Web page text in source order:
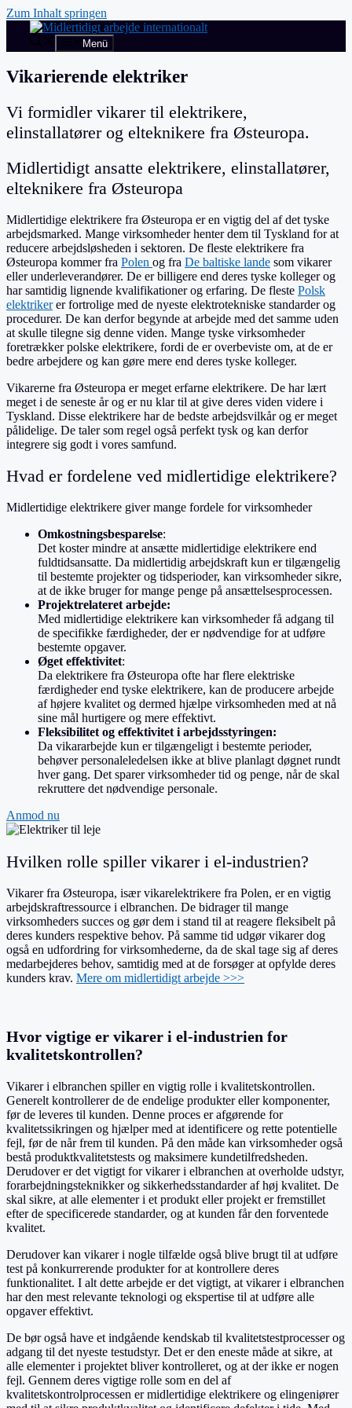
Zum Inhalt springen
Menü
Vikarierende elektriker
Vi formidler vikarer til elektrikere,
elinstallatører og elteknikere fra Østeuropa.
Midlertidigt ansatte elektrikere, elinstallatører,
elteknikere fra Østeuropa
Midlertidige elektrikere fra Østeuropa er en vigtig del af det tyske
arbejdsmarked. Mange virksomheder henter dem til Tyskland for at
reducere arbejdsløsheden i sektoren. De fleste elektrikere fra
Østeuropa kommer fra Polen og fra De baltiske lande som vikarer
eller underleverandører. De er billigere end deres tyske kolleger og
har samtidig lignende kvalifikationer og erfaring. De fleste Polsk
elektrikerer fortrolige med de nyeste elektrotekniske standarder og
procedurer. De kan derfor begynde at arbejde med det samme uden
at skulle tilegne sig denne viden. Mange tyske virksomheder
foretrækker polske elektrikere, fordi de er overbeviste om, at de er
bedre arbejdere og kan gøre mere end deres tyske kolleger.
Vikarerne fra Østeuropa er meget erfarne elektrikere. De har lært
meget i de seneste år og er nu klar til at give deres viden videre i
Tyskland. Disse elektrikere har de bedste arbejdsvilkår og er meget
pålidelige. De taler som regel også perfekt tysk og kan derfor
integrere sig godt i vores samfund.
Hvad er fordelene ved midlertidige elektrikere?
Midlertidige elektrikere giver mange fordele for virksomheder
Omkostningsbesparelse:
Det koster mindre at ansætte midlertidige elektrikere end
fuldtidsansatte. Da midlertidig arbejdskraft kun er tilgængelig
til bestemte projekter og tidsperioder, kan virksomheder sikre,
at de ikke bruger for mange penge på ansættelsesprocessen.
Projektrelateret arbejde:
Med midlertidige elektrikere kan virksomheder få adgang til
de specifikke færdigheder, der er nødvendige for at udføre
bestemte opgaver.
Øget effektivitet:
Da elektrikere fra Østeuropa ofte har flere elektriske
færdigheder end tyske elektrikere, kan de producere arbejde
af højere kvalitet og dermed hjælpe virksomheden med at nå
sine mål hurtigere og mere effektivt.
Fleksibilitet og effektivitet i arbejdsstyringen:
Da vikararbejde kun er tilgængeligt i bestemte perioder,
behøver personaleledelsen ikke at blive planlagt døgnet rundt
hver gang. Det sparer virksomheder tid og penge, når de skal
rekruttere det nødvendige personale.
Anmod nu
Hvilken rolle spiller vikarer i el-industrien?
Vikarer fra Østeuropa, især vikarelektrikere fra Polen, er en vigtig
arbejdskraftressource i elbranchen. De bidrager til mange
virksomheders succes og gør dem i stand til at reagere fleksibelt på
deres kunders respektive behov. På samme tid udgør vikarer dog
også en udfordring for virksomhederne, da de skal tage sig af deres
medarbejderes behov, samtidig med at de forsøger at opfylde deres
kunders krav. Mere om midlertidigt arbejde >>>
Hvor vigtige er vikarer i el-industrien for
kvalitetskontrollen?
Vikarer i elbranchen spiller en vigtig rolle i kvalitetskontrollen.
Generelt kontrollerer de de endelige produkter eller komponenter,
før de leveres til kunden. Denne proces er afgørende for
kvalitetssikringen og hjælper med at identificere og rette potentielle
fejl, før de når frem til kunden. På den måde kan virksomheder også
bestå produktkvalitetstests og maksimere kundetilfredsheden.
Derudover er det vigtigt for vikarer i elbranchen at overholde udstyr,
forarbejdningsteknikker og sikkerhedsstandarder af høj kvalitet. De
skal sikre, at alle elementer i et produkt eller projekt er fremstillet
efter de specificerede standarder, og at kunden får den forventede
kvalitet.
Derudover kan vikarer i nogle tilfælde også blive brugt til at udføre
test på konkurrerende produkter for at kontrollere deres
funktionalitet. I alt dette arbejde er det vigtigt, at vikarer i elbranchen
har den mest relevante teknologi og ekspertise til at udføre alle
opgaver effektivt.
De bør også have et indgående kendskab til kvalitetstestprocesser og
adgang til det nyeste testudstyr. Det er den eneste måde at sikre, at
alle elementer i projektet bliver kontrolleret, og at der ikke er nogen
fejl. Gennem deres vigtige rolle som en del af
kvalitetskontrolprocessen er midlertidige elektrikere og elingeniører